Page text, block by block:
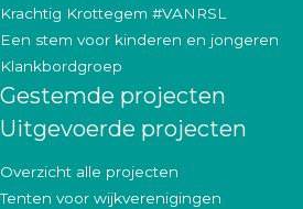
Krachtig Krottegem #VANRSL
Een stem voor kinderen en jongeren
Klankbordgroep
Gestemde projecten
Uitgevoerde projecten
Overzicht alle projecten
Tenten voor wijkverenigingen